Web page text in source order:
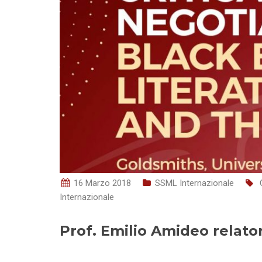
n
s
o
16 Marzo 2018 SSML Internazionale
Internazionale
Prof. Emilio Amideo